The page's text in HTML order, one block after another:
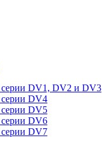
DV1, DV2 и DV3
DV4
DV5
DV6
DV7